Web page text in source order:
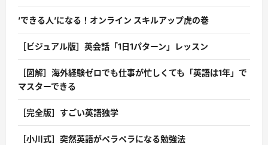
’できる人’になる！オンライン スキルアップ虎の巻
［ビジュアル版］英会話「1日1パターン」レッスン
［図解］海外経験ゼロでも仕事が忙しくても「英語は1年」で
マスターできる
［完全版］すごい英語独学
［小川式］突然英語がペラペラになる勉強法